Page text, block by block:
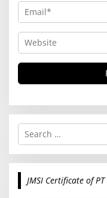
S
r
c
JMSI Certificate of